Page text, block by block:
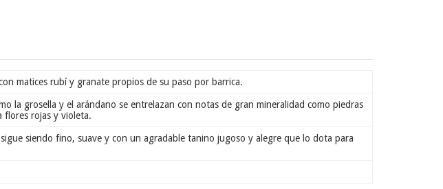
matices rubí y granate propios de su paso por barrica.
la grosella y el arándano se entrelazan con notas de gran mineralidad como piedras
flores rojas y violeta.
siendo fino, suave y con un agradable tanino jugoso y alegre que lo dota para